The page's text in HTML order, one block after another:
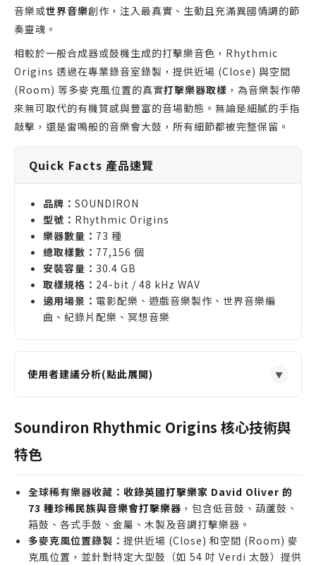
音樂或世界音樂創作，注入最真實、生動且充滿異國情調的節
奏靈魂。
相較於一般合成器或鼓機生成的打擊樂音色，Rhythmic
Origins 透過在專業錄音室錄製，提供近場 (Close) 與空間
(Room) 等多麥克風位置的真實打擊樂器取樣 ，為音樂製作帶
來無可取代的有機質感與豐富的音場動態。無論是細膩的手指
敲擊，還是雷鳴般的音樂會大鼓，所有細節都被完整保留。
Quick Facts 產品速覽
品牌： SOUNDIRON
型號： Rhythmic Origins
樂器數量： 73 種
總取樣數： 77,156 個
安裝容量： 30.4 GB
取樣規格： 24-bit / 48 kHz WAV
適用場景： 電影配樂、遊戲音樂製作、世界音樂編
曲、紀錄片配樂、冥想音樂
使用者建議分析(點此展開) ▼
電影配樂師需要真實、具異國風情的打擊樂器來增添
遊戲音樂作曲家尋找獨特且富有動態的節奏元素，以
打造沉浸式體驗。
世界音樂製作人希望擴充音色庫，納入平常難以取得
的稀有民族樂器。
已擁有 Rhythmic Odyssey 音源庫，並希望獲得對
應單音取樣來互補創作的用戶。
Soundiron Rhythmic Origins 核心技術與
特色
全球稀有樂器收藏： 收錄英國打擊樂家 David Oliver 的
73 種珍稀民族與音樂會打擊樂器 ，包含低音鼓、葫蘆鼓、
箱鼓、各式手鼓、金屬、木製及音調打擊樂器。
多麥克風位置錄製： 提供近場 (Close) 和空間 (Room) 麥
克風位置，並針對特定大型鼓（如 54 吋 Verdi 太鼓）提供